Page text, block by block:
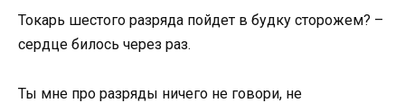
Токарь шестого разряда пойдет в будку сторожем? –
сердце билось через раз.
Ты мне про разряды ничего не говори, не